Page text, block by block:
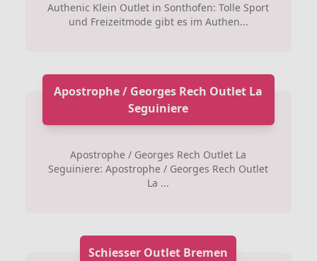
Authenic Klein Outlet in Sonthofen: Tolle Sport
und Freizeitmode gibt es im Authen...
Apostrophe / Georges Rech Outlet La
Seguiniere
Apostrophe / Georges Rech Outlet La
Seguiniere: Apostrophe / Georges Rech Outlet
La ...
Schiesser Outlet Bremen